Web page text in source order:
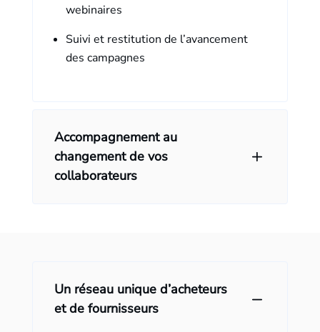
webinaires
Suivi et restitution de l’avancement
des campagnes
Accompagnement au
changement de vos
collaborateurs
Un réseau unique d’acheteurs
et de fournisseurs